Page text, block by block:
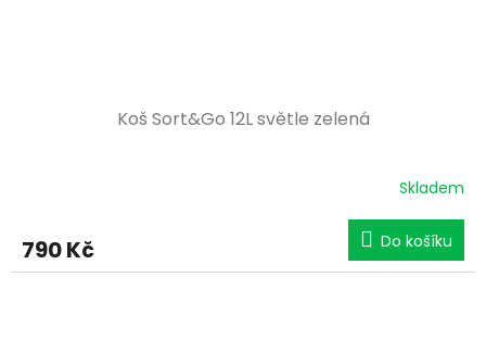
Koš Sort&Go 12L světle zelená
Skladem
790 Kč Do košíku